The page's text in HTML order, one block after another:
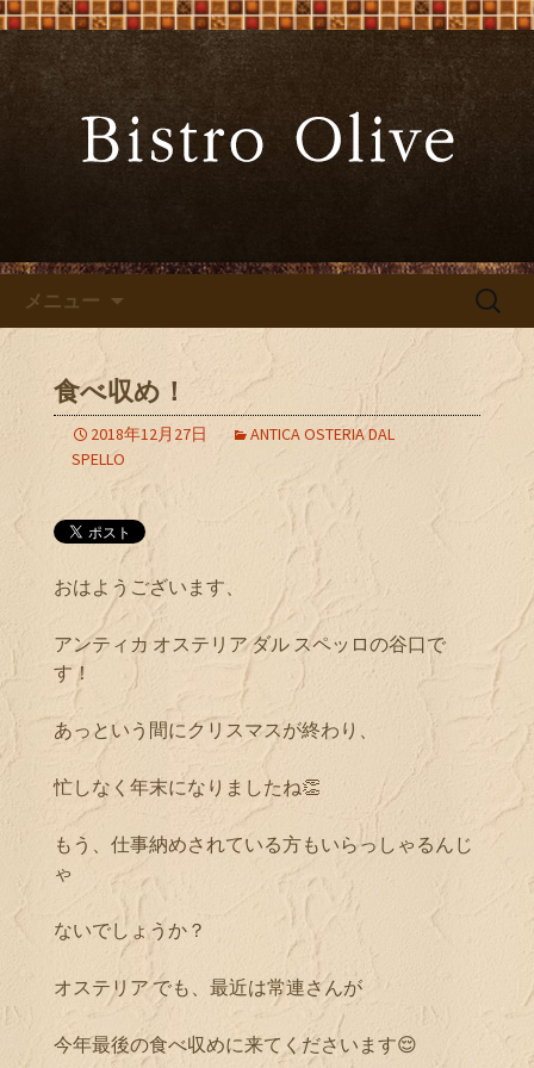
大阪難波の「Bistro Olive（ビ
ストロ オリーブ）」
大阪難波の「ビストロオリーブ」でワ
インと炭火焼料理を
メニュー
検
食べ収め！
2018年12月27日
ANTICA OSTERIA DAL
SPELLO
おはようございます、
アンティカ オステリア ダル スペッロの谷口で
す！
あっという間にクリスマスが終わり、
忙しなく年末になりましたね👏
もう、仕事納めされている方もいらっしゃるんじ
ゃ
ないでしょうか？
オステリア でも、最近は常連さんが
今年最後の食べ収めに来てくださいます😌